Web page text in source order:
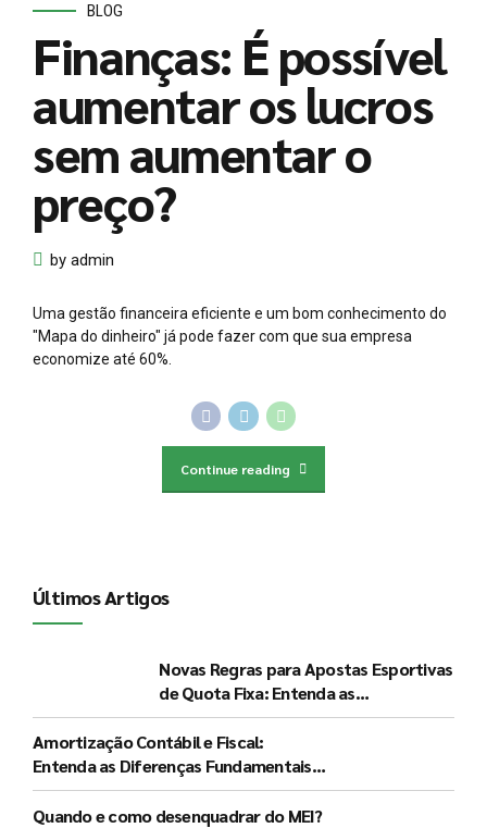
BLOG
Finanças: É possível
aumentar os lucros
sem aumentar o
preço?
by admin
Uma gestão financeira eficiente e um bom conhecimento do
"Mapa do dinheiro" já pode fazer com que sua empresa
economize até 60%.
Continue reading
Últimos Artigos
Novas Regras para Apostas Esportivas
de Quota Fixa: Entenda as
Determinações do Governo e seus
Impactos
Amortização Contábil e Fiscal:
Entenda as Diferenças Fundamentais e
a Significância de Cada Procedimento
Quando e como desenquadrar do MEI?